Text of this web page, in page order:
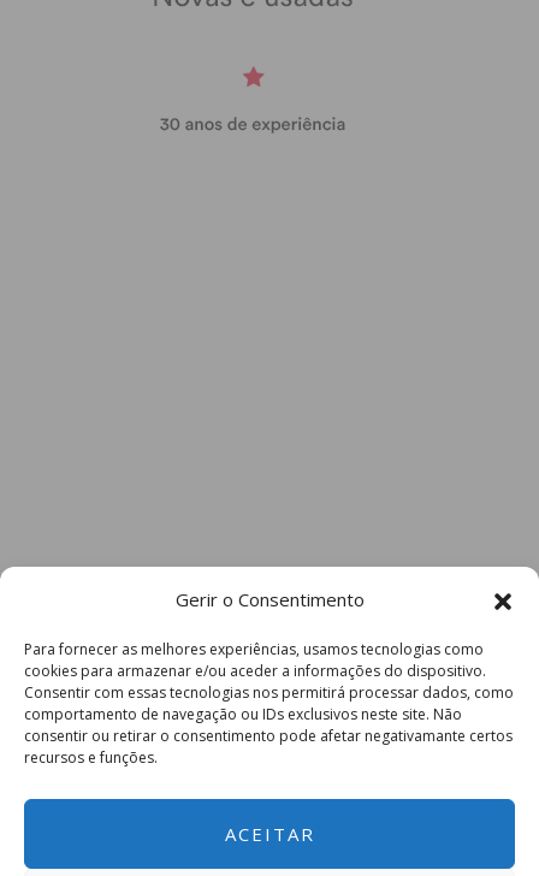
Gerir o Consentimento
Para fornecer as melhores experiências, usamos tecnologias como
cookies para armazenar e/ou aceder a informações do dispositivo.
Consentir com essas tecnologias nos permitirá processar dados, como
comportamento de navegação ou IDs exclusivos neste site. Não
consentir ou retirar o consentimento pode afetar negativamante certos
recursos e funções.
ACEITAR